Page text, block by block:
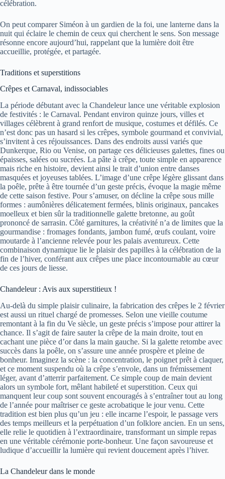
célébration.
On peut comparer Siméon à un gardien de la foi, une lanterne dans la
nuit qui éclaire le chemin de ceux qui cherchent le sens. Son message
résonne encore aujourd’hui, rappelant que la lumière doit être
accueillie, protégée, et partagée.
Traditions et superstitions
Crêpes et Carnaval, indissociables
La période débutant avec la Chandeleur lance une véritable explosion
de festivités : le Carnaval. Pendant environ quinze jours, villes et
villages célèbrent à grand renfort de musique, costumes et défilés. Ce
n’est donc pas un hasard si les crêpes, symbole gourmand et convivial,
s’invitent à ces réjouissances. Dans des endroits aussi variés que
Dunkerque, Rio ou Venise, on partage ces délicieuses galettes, fines ou
épaisses, salées ou sucrées. La pâte à crêpe, toute simple en apparence
mais riche en histoire, devient ainsi le trait d’union entre danses
masquées et joyeuses tablées. L’image d’une crêpe légère glissant dans
la poêle, prête à être tournée d’un geste précis, évoque la magie même
de cette saison festive. Pour s’amuser, on décline la crêpe sous mille
formes : aumônières délicatement fermées, blinis originaux, pancakes
moelleux et bien sûr la traditionnelle galette bretonne, au goût
prononcé de sarrasin. Côté garnitures, la créativité n’a de limites que la
gourmandise : fromages fondants, jambon fumé, œufs coulant, voire
moutarde à l’ancienne relevée pour les palais aventureux. Cette
combinaison dynamique lie le plaisir des papilles à la célébration de la
fin de l’hiver, conférant aux crêpes une place incontournable au cœur
de ces jours de liesse.
Chandeleur : Avis aux superstitieux !
Au-delà du simple plaisir culinaire, la fabrication des crêpes le 2 février
est aussi un rituel chargé de promesses. Selon une vieille coutume
remontant à la fin du Ve siècle, un geste précis s’impose pour attirer la
chance. Il s’agit de faire sauter la crêpe de la main droite, tout en
cachant une pièce d’or dans la main gauche. Si la galette retombe avec
succès dans la poêle, on s’assure une année prospère et pleine de
bonheur. Imaginez la scène : la concentration, le poignet prêt à claquer,
et ce moment suspendu où la crêpe s’envole, dans un frémissement
léger, avant d’atterrir parfaitement. Ce simple coup de main devient
alors un symbole fort, mêlant habileté et superstition. Ceux qui
manquent leur coup sont souvent encouragés à s’entraîner tout au long
de l’année pour maîtriser ce geste acrobatique le jour venu. Cette
tradition est bien plus qu’un jeu : elle incarne l’espoir, le passage vers
des temps meilleurs et la perpétuation d’un folklore ancien. En un sens,
elle relie le quotidien à l’extraordinaire, transformant un simple repas
en une véritable cérémonie porte-bonheur. Une façon savoureuse et
ludique d’accueillir la lumière qui revient doucement après l’hiver.
La Chandeleur dans le monde